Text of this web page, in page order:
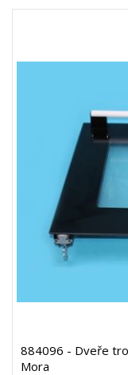
884096 - Dveře
Mora